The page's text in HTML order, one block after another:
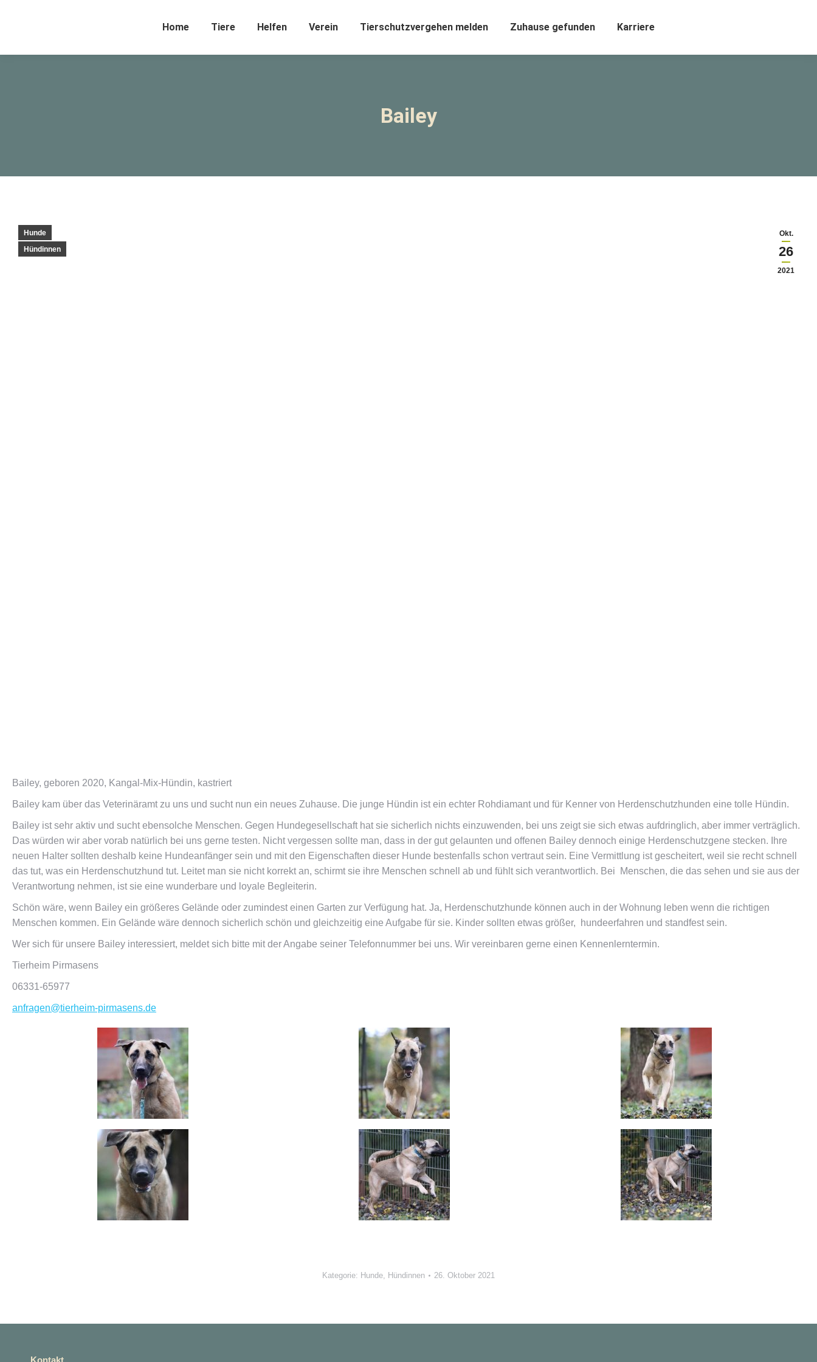
Home Tiere Helfen Verein Tierschutzvergehen melden Zuhause gefunden Karriere
Bailey
Okt.
26
2021
Hunde
Hündinnen
Bailey, geboren 2020, Kangal-Mix-Hündin, kastriert
Bailey kam über das Veterinäramt zu uns und sucht nun ein neues Zuhause. Die junge Hündin ist ein echter Rohdiamant und für Kenner von Herdenschutzhunden eine tolle Hündin.
Bailey ist sehr aktiv und sucht ebensolche Menschen. Gegen Hundegesellschaft hat sie sicherlich nichts einzuwenden, bei uns zeigt sie sich etwas aufdringlich, aber immer verträglich.
Das würden wir aber vorab natürlich bei uns gerne testen. Nicht vergessen sollte man, dass in der gut gelaunten und offenen Bailey dennoch einige Herdenschutzgene stecken. Ihre
neuen Halter sollten deshalb keine Hundeanfänger sein und mit den Eigenschaften dieser Hunde bestenfalls schon vertraut sein. Eine Vermittlung ist gescheitert, weil sie recht schnell
das tut, was ein Herdenschutzhund tut. Leitet man sie nicht korrekt an, schirmt sie ihre Menschen schnell ab und fühlt sich verantwortlich. Bei Menschen, die das sehen und sie aus der
Verantwortung nehmen, ist sie eine wunderbare und loyale Begleiterin.
Schön wäre, wenn Bailey ein größeres Gelände oder zumindest einen Garten zur Verfügung hat. Ja, Herdenschutzhunde können auch in der Wohnung leben wenn die richtigen
Menschen kommen. Ein Gelände wäre dennoch sicherlich schön und gleichzeitig eine Aufgabe für sie. Kinder sollten etwas größer, hundeerfahren und standfest sein.
Wer sich für unsere Bailey interessiert, meldet sich bitte mit der Angabe seiner Telefonnummer bei uns. Wir vereinbaren gerne einen Kennenlerntermin.
Tierheim Pirmasens
06331-65977
anfragen@tierheim-pirmasens.de
Kategorie: Hunde Hündinnen 26. Oktober 2021
Kontakt